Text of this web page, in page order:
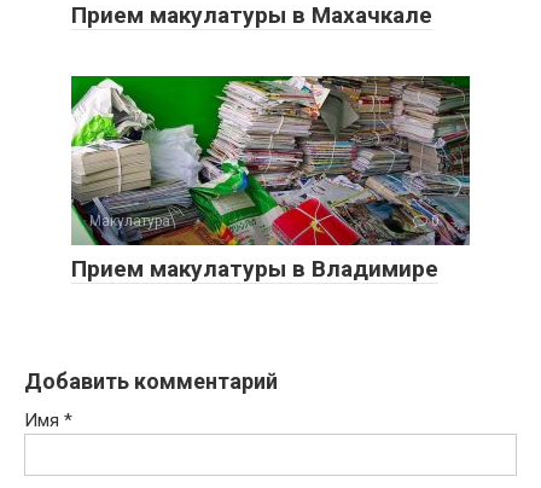
Прием макулатуры в Махачкале
Макулатура 0
Прием макулатуры в Владимире
Добавить комментарий
Имя *